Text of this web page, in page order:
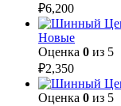
₽6,200
Новые
Оценка 0 из 5
₽2,350
Оценка 0 из 5